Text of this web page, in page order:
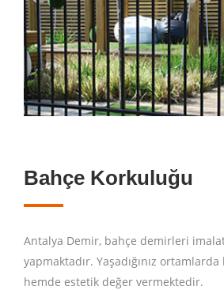
Bahçe Korkuluğu
Antalya Demir, bahçe demirleri
yapmaktadır. Yaşadığınız
hemde estetik değer vermektedir.